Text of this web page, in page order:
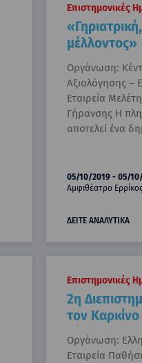
Επιστημονικές
μέλλοντος»
Οργάνωση:
Αξιολόγησης –
Εταιρεία
Γήρανσης Η
αποτελεί ένα
05/10/2019 - 05/
Αμφιθέατρο
ΔΕΙΤΕ ΑΝΑΛΥΤΙΚΑ
Επιστημονικές
2η
τον
Σύγχρονες
Προοπτικές
Οργάνωση:
Εταιρεία